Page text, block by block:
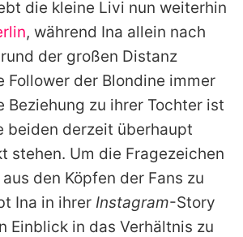
Jobs
App runterladen
Team
Richtlinien
Impressum
die kleine Livi nun weiterhin
, während Ina allein nach
der großen Distanz
Follower der Blondine immer
Beziehung zu ihrer Tochter ist
beiden derzeit überhaupt
stehen. Um die Fragezeichen
den Köpfen der Fans zu
Ina in ihrer Instagram-Story
Einblick in das Verhältnis zu